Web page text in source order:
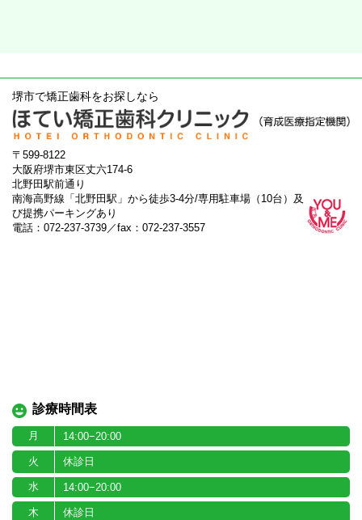
堺市で矯正歯科をお探しなら
〒599-8122
大阪府堺市東区丈六174-6
北野田駅前通り
南海高野線「北野田駅」から徒歩3-4分/専用駐車場（10台）及
び提携パーキングあり
電話：072-237-3739／fax：072-237-3557
診療時間表
月 14:00−20:00
火 休診日
水 14:00−20:00
木 休診日